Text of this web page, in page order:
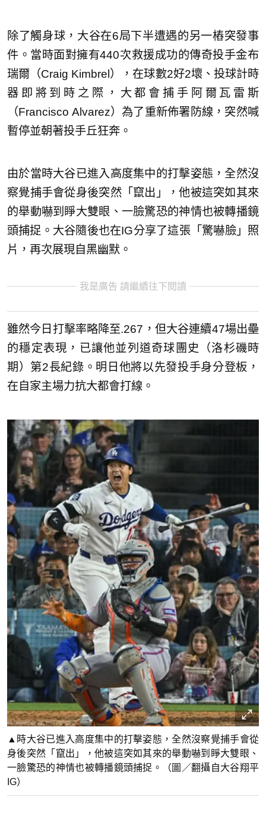
除了觸身球，大谷在6局下半遭遇的另一樁突發事
件。當時面對擁有440次救援成功的傳奇投手金布
瑞爾（Craig Kimbrel），在球數2好2壞、投球計時
器即將到時之際，大都會捕手阿爾瓦雷斯
（Francisco Alvarez）為了重新佈署防線，突然喊
暫停並朝著投手丘狂奔。
由於當時大谷已進入高度集中的打擊姿態，全然沒
察覺捕手會從身後突然「竄出」，他被這突如其來
的舉動嚇到睜大雙眼、一臉驚恐的神情也被轉播鏡
頭捕捉。大谷隨後也在IG分享了這張「驚嚇臉」照
片，再次展現自黑幽默。
我是廣告 請繼續往下閱讀
雖然今日打擊率略降至.267，但大谷連續47場出壘
的穩定表現，已讓他並列道奇球團史（洛杉磯時
期）第2長紀錄。明日他將以先發投手身分登板，
在自家主場力抗大都會打線。
▲時大谷已進入高度集中的打擊姿態，全然沒察覺捕手會從
身後突然「竄出」，他被這突如其來的舉動嚇到睜大雙眼、
一臉驚恐的神情也被轉播鏡頭捕捉。（圖／翻攝自大谷翔平
IG）